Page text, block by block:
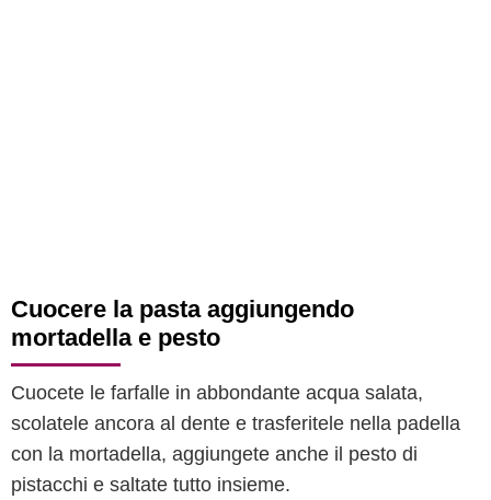
Cuocere la pasta aggiungendo
mortadella e pesto
Cuocete le farfalle in abbondante acqua salata,
scolatele ancora al dente e trasferitele nella padella
con la mortadella, aggiungete anche il pesto di
pistacchi e saltate tutto insieme.